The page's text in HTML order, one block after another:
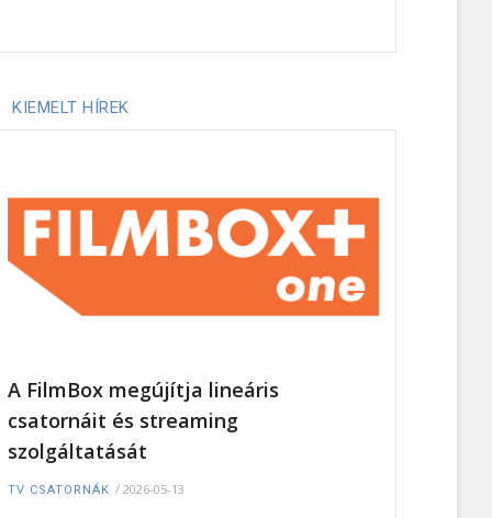
KIEMELT HÍREK
A FilmBox megújítja lineáris
csatornáit és streaming
szolgáltatását
TV CSATORNÁK / 2026-05-13